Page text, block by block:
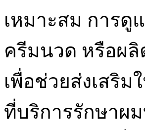
เหมาะสม การดู
ครีมนวด หรือผ
เพื่อช่วยส่งเสริ
ที่บริการรักษาผ